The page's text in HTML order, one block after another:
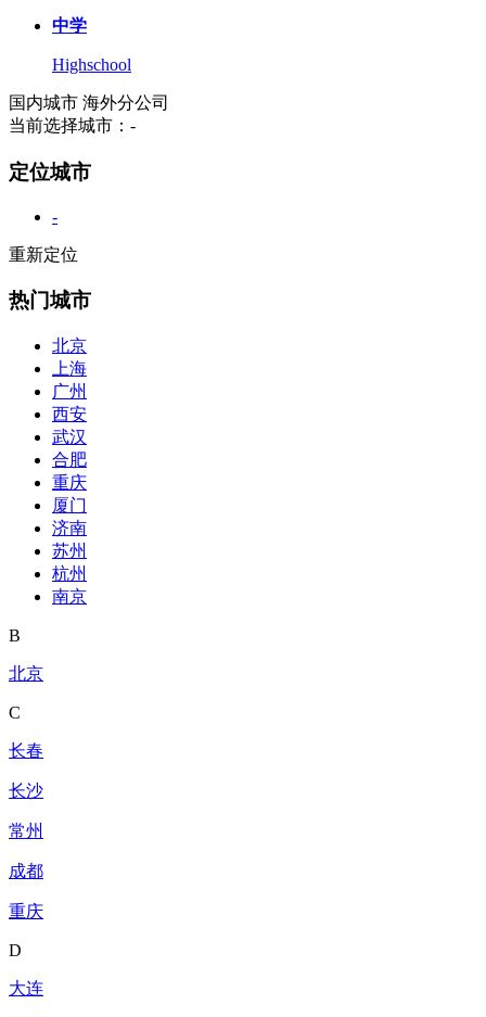
中学
Highschool
国内城市 海外分公司
当前选择城市： -
定位城市
-
重新定位
热门城市
北京
上海
广州
西安
武汉
合肥
重庆
厦门
济南
苏州
杭州
南京
B
北京
C
长春
长沙
常州
成都
重庆
D
大连